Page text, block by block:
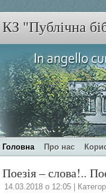
КЗ "Публічна
Головна Про нас
Поезія – слова!..
14.03.2018 о 12:05 |